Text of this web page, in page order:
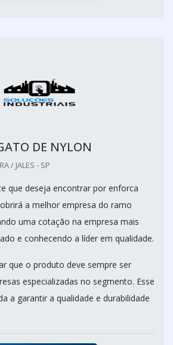
DE NYLON
/ JALES - SP
que deseja encontrar por enforca
a melhor empresa do ramo
uma cotação na empresa mais
e conhecendo a líder em qualidade.
que o produto deve sempre ser
especializadas no segmento. Esse
a garantir a qualidade e durabilidade